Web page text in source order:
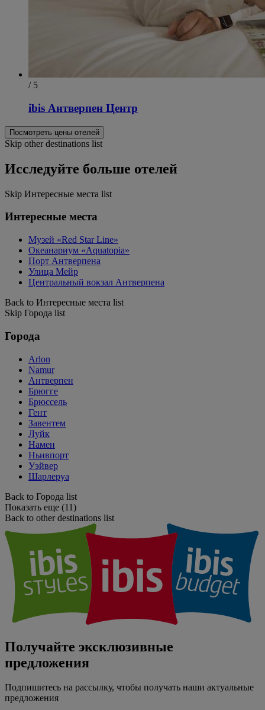
/ 5
ibis Антверпен Центр
Посмотреть цены отелей
Skip other destinations list
Исследуйте больше отелей
Skip Интересные места list
Интересные места
Музей «Red Star Line»
Океанариум «Aquatopia»
Порт Антверпена
Улица Мейр
Центральный вокзал Антверпена
Back to Интересные места list
Skip Города list
Города
Arlon
Namur
Антверпен
Брюгге
Брюссель
Гент
Завентем
Луйк
Намен
Ньивпорт
Уэйвер
Шарлеруа
Back to Города list
Показать еще (11)
Back to other destinations list
Получайте эксклюзивные
предложения
Подпишитесь на рассылку, чтобы получать наши актуальные
предложения